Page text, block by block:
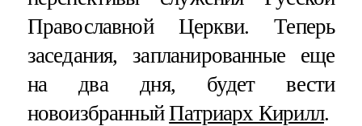
Православной Церкви. Теперь
заседания, запланированные еще
на два дня, будет вести
новоизбранныйПатриарх Кирилл.